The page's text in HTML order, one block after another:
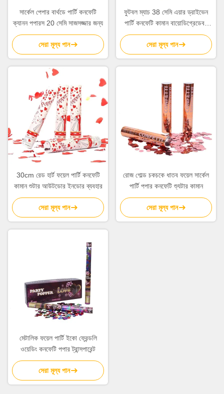
সার্কেল পেপার বার্থডে পার্টি কনফেটি
ক্যানন পপারস 20 সেমি সাজসজ্জার জন্য
সেরা মূল্য পান
ফুটবল ম্যাচ 38 সেমি এয়ার ড্রাইভেন
পার্টি কনফেটি কামান বায়োডিগ্রেডেবল
কনফেটি পপার
সেরা মূল্য পান
30cm রেড হার্ট ফয়েল পার্টি কনফেটি
কামান শুটার আউটডোর ইনডোর ব্যবহার
সেরা মূল্য পান
রোজ গোল্ড চকচকে ধাতব ফয়েল সার্কেল
পার্টি পপার কনফেটি শ্যুটার কামান
সেরা মূল্য পান
মেটালিক ফয়েল পার্টি ইকো ফ্রেন্ডলি
ওয়েডিং কনফেটি পপার ট্রান্সপারেন্ট
সেরা মূল্য পান